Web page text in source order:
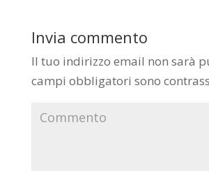
Invia commento
Il tuo indirizzo email non sarà
campi obbligatori sono